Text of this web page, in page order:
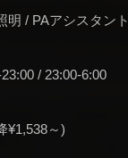
明 / PAアシスタント
/ 23:00-6:00
¥1,538～)